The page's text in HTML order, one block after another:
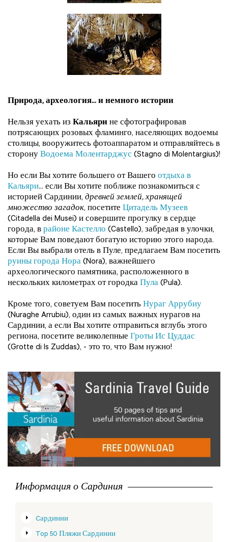
Природа, археология... и немного истории
Нельзя уехать из Кальяри не сфотографировав
потрясающих розовых фламинго, населяющих водоемы
столицы, вооружитесь фотоаппаратом и отправляйтесь в
сторону Водоема Молентарджус (Stagno di Molentargius)!
Но если Вы хотите большего от Вашего отдыха в
Кальяри... если Вы хотите поближе познакомиться с
историей Сардинии, древней землей, хранящей
множество загадок, посетите Цитадель Музеев
(Citadella dei Musei) и совершите прогулку в сердце
города, в районе Кастелло (Castello), забредая в улочки,
которые Вам поведают богатую историю этого народа.
Если Вы выбрали отель в Пуле, предлагаем Вам посетить
руины города Нора (Nora), важнейшего
археологического памятника, расположенного в
нескольких километрах от городка Пула (Pula).
Кроме того, советуем Вам посетить Нураг Аррубиу
(Nuraghe Arrubiu), один из самых важных нурагов на
Сардинии, а если Вы хотите отправиться вглубь этого
региона, посетите великолепные Гроты Ис Цуддас
(Grotte di Is Zuddas), - это то, что Вам нужно!
Информация о Сардиния
Cардинии
Top 50 Пляжи Сардинии